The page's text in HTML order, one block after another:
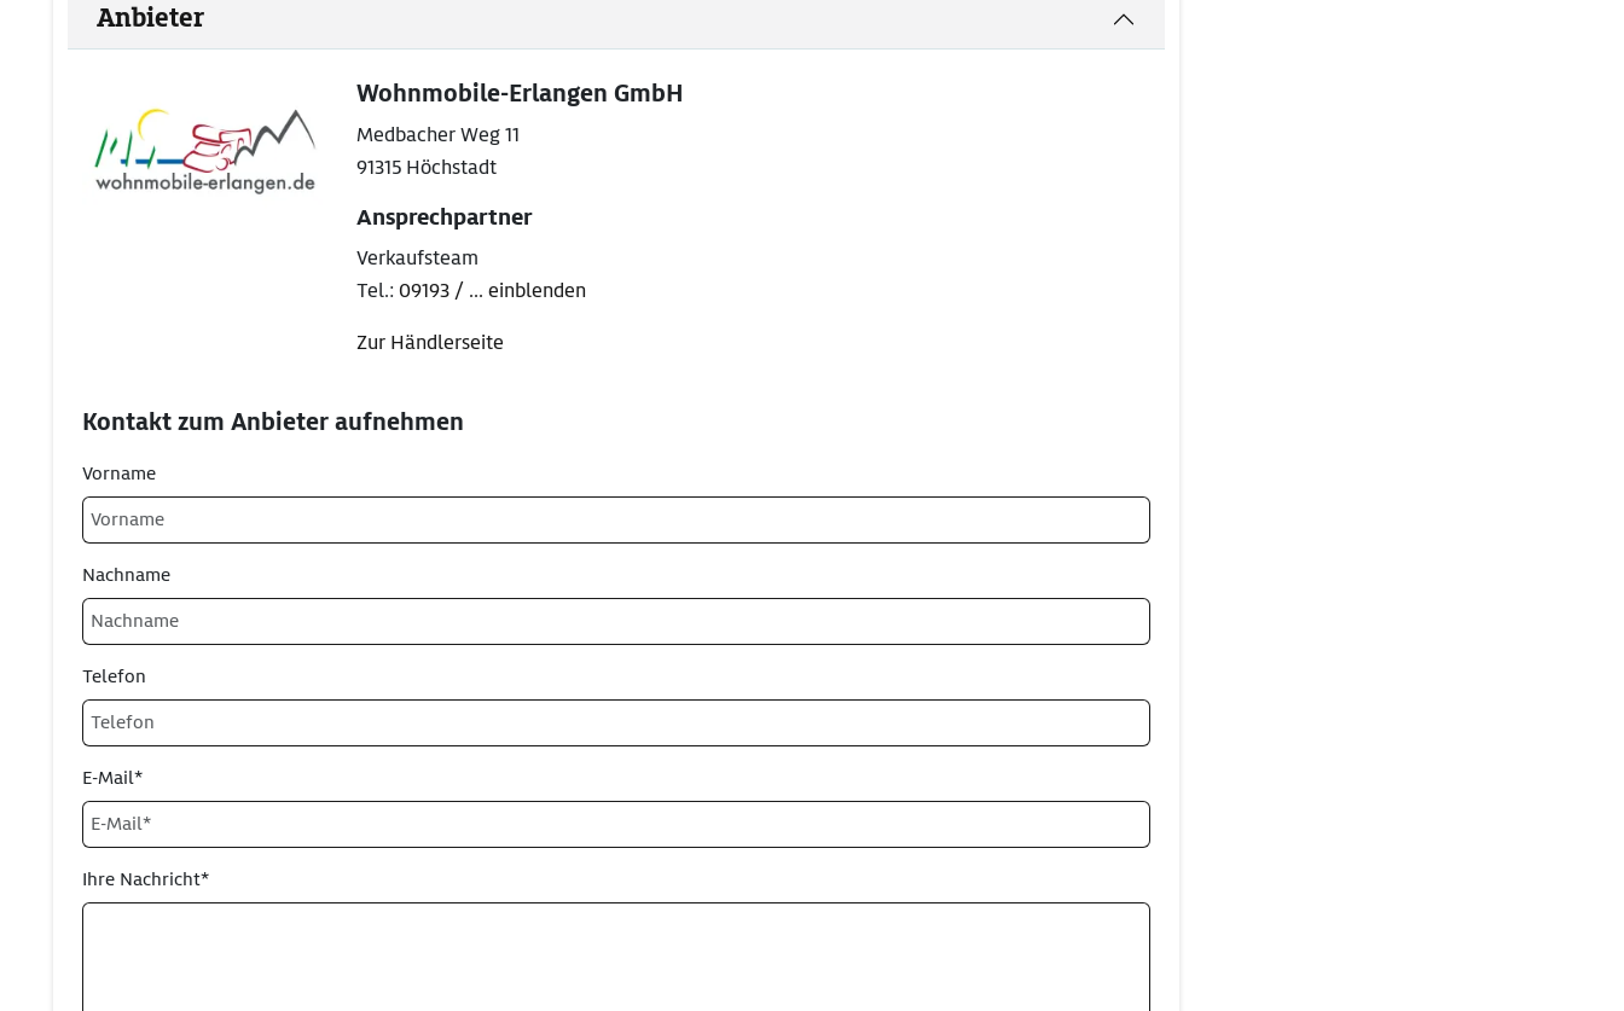
Anbieter
Wohnmobile-Erlangen GmbH
Medbacher Weg 11
91315 Höchstadt
Ansprechpartner
Verkaufsteam
Tel.: 09193 / ... einblenden
Zur Händlerseite
Kontakt zum Anbieter aufnehmen
Vorname
Nachname
Telefon
E-Mail*
Ihre Nachricht*